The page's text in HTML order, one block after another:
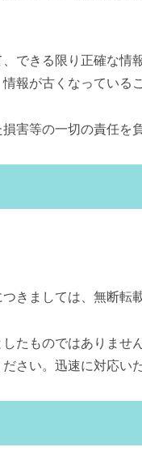
できる限り正確な情
報が古くなっている
害等の一切の責任を
きましては、無断転
たものではありませ
さい。迅速に対応い